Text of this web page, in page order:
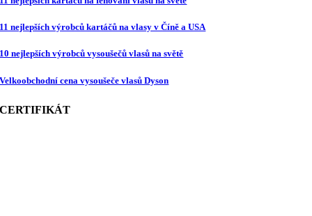
11 nejlepších výrobců kartáčů na vlasy v Číně a USA
10 nejlepších výrobců vysoušečů vlasů na světě
Velkoobchodní cena vysoušeče vlasů Dyson
CERTIFIKÁT